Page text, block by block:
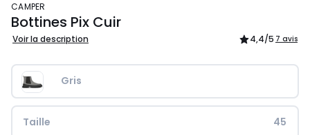
CAMPER
Bottines Pix Cuir
Voir la description 4,4/5 7 avis
Gris
Taille 45